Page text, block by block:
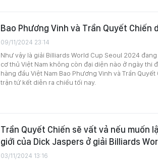
Bao Phương Vinh và Trần Quyết Chiến
09/11/2024 23:14
Như vậy là giải Billiards World Cup Seoul 2024
cơ thủ Việt Nam không còn đại diện nào ở ngày thi
hàng đầu Việt Nam Bao Phương Vinh và Trần
trận tứ kết diễn ra chiều tối nay.
Trần Quyết Chiến sẽ vất vả nếu muốn
giới của Dick Jaspers ở giải Billiards
03/11/2024 13:16